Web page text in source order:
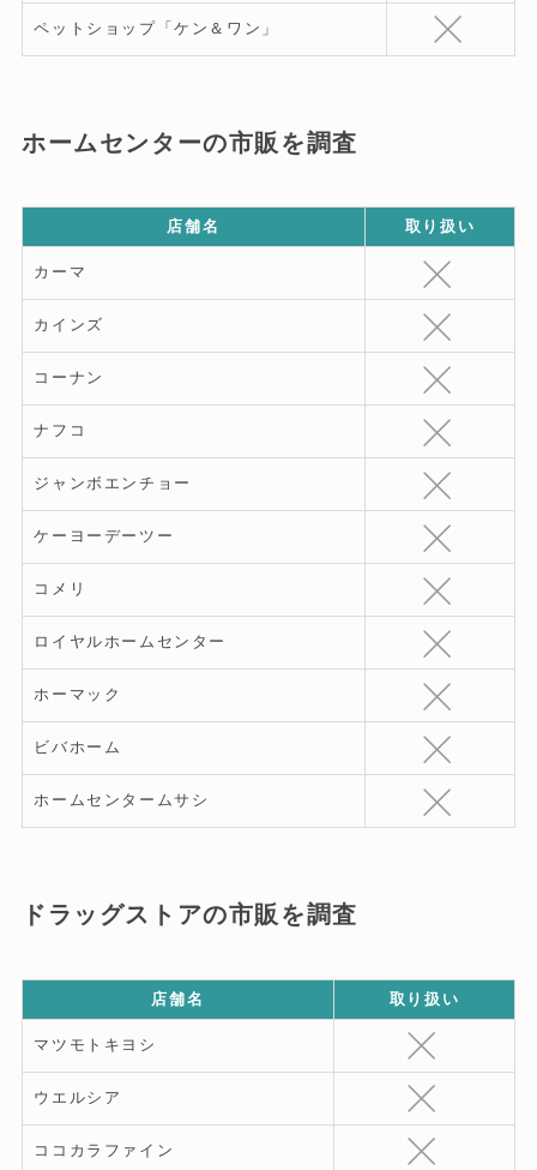
ペットショップ「ケン＆ワン」
ホームセンターの市販を調査
店舗名 取り扱い
カーマ
カインズ
コーナン
ナフコ
ジャンボエンチョー
ケーヨーデーツー
コメリ
ロイヤルホームセンター
ホーマック
ビバホーム
ホームセンタームサシ
ドラッグストアの市販を調査
店舗名 取り扱い
マツモトキヨシ
ウエルシア
ココカラファイン